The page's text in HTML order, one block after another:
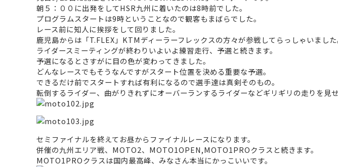
朝５：００に出発をしてHSR九州に着いたのは8時前でした。
プログラムスタートは9時ということなので観客もまばらでした。
レース前に知人に挨拶をして回りました。
鹿児島からは「T.FLEX」KTMディーラーフレックスの方々が参戦してらっしゃいました
ライダースミーティングが終わりいよいよ練習走行、予選と続きます。
予選になるとさすがに目の色が変わってきました。
どんなレースでもそうなんですがスタート位置を決める重要な予選。
できるだけ前でスタートすれば有利になるので選手達は真剣そのもの。
転倒するライダー、曲がりきれずにオーバーランするライダーなどギリギリの走りを見せ
セミファイナルを終えてお昼からファイナルレースになります。
併催の九州エリア戦、MOTO2、MOTO1OPEN,MOTO1PROクラスと続きます。
MOTO1PROクラスは国内最高峰、みなさん本当にかっこいいです。